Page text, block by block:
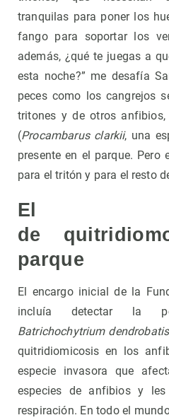
tranquilas para poner los
fango para soportar los
además, ¿qué te juegas a
esta noche?” me desafía
peces como los cangrejos
tritones y de otros
(Procambarus clarkii, una
presente en el parque. Pero
para el tritón y para el resto
El
de
parque
El encargo inicial de la
incluía detectar la
Batrichochytrium dendrobatis
quitridiomicosis en los
especie invasora que
especies de anfibios y
respiración. En todo el